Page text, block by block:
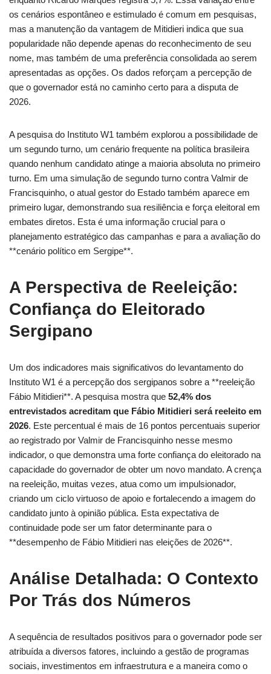
os cenários espontâneo e estimulado é comum em pesquisas,
mas a manutenção da vantagem de Mitidieri indica que sua
popularidade não depende apenas do reconhecimento de seu
nome, mas também de uma preferência consolidada ao serem
apresentadas as opções. Os dados reforçam a percepção de
que o governador está no caminho certo para a disputa de
2026.
A pesquisa do Instituto W1 também explorou a possibilidade de
um segundo turno, um cenário frequente na política brasileira
quando nenhum candidato atinge a maioria absoluta no primeiro
turno. Em uma simulação de segundo turno contra Valmir de
Francisquinho, o atual gestor do Estado também aparece em
primeiro lugar, demonstrando sua resiliência e força eleitoral em
embates diretos. Esta é uma informação crucial para o
planejamento estratégico das campanhas e para a avaliação do
**cenário político em Sergipe**.
A Perspectiva de Reeleição:
Confiança do Eleitorado
Sergipano
Um dos indicadores mais significativos do levantamento do
Instituto W1 é a percepção dos sergipanos sobre a **reeleição
Fábio Mitidieri**. A pesquisa mostra que 52,4% dos
entrevistados acreditam que Fábio Mitidieri será reeleito em
2026. Este percentual é mais de 16 pontos percentuais superior
ao registrado por Valmir de Francisquinho nesse mesmo
indicador, o que demonstra uma forte confiança do eleitorado na
capacidade do governador de obter um novo mandato. A crença
na reeleição, muitas vezes, atua como um impulsionador,
criando um ciclo virtuoso de apoio e fortalecendo a imagem do
candidato junto à opinião pública. Esta expectativa de
continuidade pode ser um fator determinante para o
**desempenho de Fábio Mitidieri nas eleições de 2026**.
Análise Detalhada: O Contexto
Por Trás dos Números
A sequência de resultados positivos para o governador pode ser
atribuída a diversos fatores, incluindo a gestão de programas
sociais, investimentos em infraestrutura e a maneira como o